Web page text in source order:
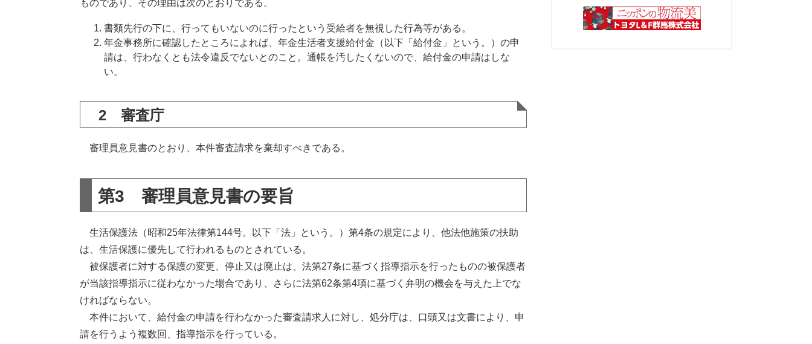
ものであり、その理由は次のとおりである。
書類先行の下に、行ってもいないのに行ったという受給者を無視した行為等がある。
年金事務所に確認したところによれば、年金生活者支援給付金（以下「給付金」という。）の申
請は、行わなくとも法令違反でないとのこと。通帳を汚したくないので、給付金の申請はしな
い。
2 審査庁
審理員意見書のとおり、本件審査請求を棄却すべきである。
第3 審理員意見書の要旨
生活保護法（昭和25年法律第144号。以下「法」という。）第4条の規定により、他法他施策の扶助
は、生活保護に優先して行われるものとされている。
被保護者に対する保護の変更、停止又は廃止は、法第27条に基づく指導指示を行ったものの被保護者
が当該指導指示に従わなかった場合であり、さらに法第62条第4項に基づく弁明の機会を与えた上でな
ければならない。
本件において、給付金の申請を行わなかった審査請求人に対し、処分庁は、口頭又は文書により、申
請を行うよう複数回、指導指示を行っている。